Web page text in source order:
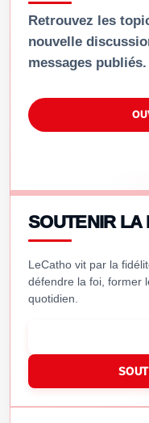
Retrouvez les
nouvelle
messages publiés.
SOUTENIR LA
LeCatho vit par la
défendre la foi, former
quotidien.